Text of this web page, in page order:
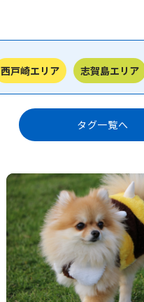
西戸崎エリア 志賀島エリア
タグ一覧へ